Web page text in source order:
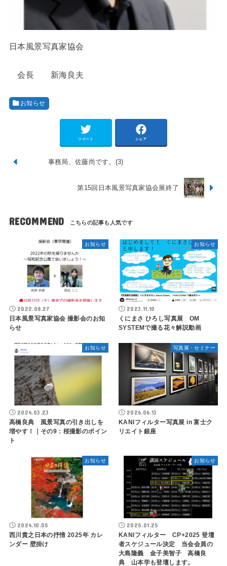
日本風景写真家協会
会長 新海良夫
お知らせ
ツイート シェア
事務局、佐藤尚です。(3)
第15回日本風景写真家協会展終了
RECOMMEND
お知らせ
2022.08.27
日本風景写真家協会 撮影会のお知
らせ
お知らせ
2023.11.10
くにまさ ひろし写真展 OM
SYSTEMで撮る花々解説動画
お知らせ
2024.03.23
高橋良典 風景写真の引き出しを
増やす！｜その9：桜撮影のポイン
ト
写真展・セミナー
2026.06.13
KANIフィルター写真展 in 富士ク
リエイト銀座
お知らせ
2024.10.05
西川貴之日本の抒情 2025年 カレ
ンダー 壁掛け
お知らせ
2025.01.25
KANIフィルター CP+2025 登壇
者スケジュール決定 当会会員の
大島隆義 金子美智子 高橋良
典 山本学も登壇します。